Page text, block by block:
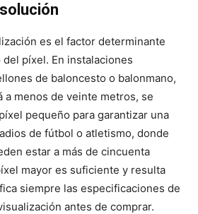
es el factor determinante
píxel. En instalaciones
de baloncesto o balonmano,
a menos de veinte metros, se
pequeño para garantizar una
de fútbol o atletismo, donde
estar a más de cincuenta
mayor es suficiente y resulta
siempre las especificaciones de
antes de comprar.